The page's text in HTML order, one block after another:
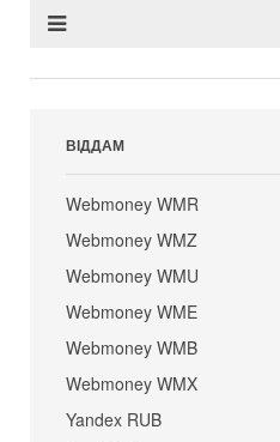
ВІДДАМ
Webmoney WMR
Webmoney WMZ
Webmoney WMU
Webmoney WME
Webmoney WMB
Webmoney WMX
Yandex RUB